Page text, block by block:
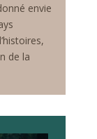
envie
de la